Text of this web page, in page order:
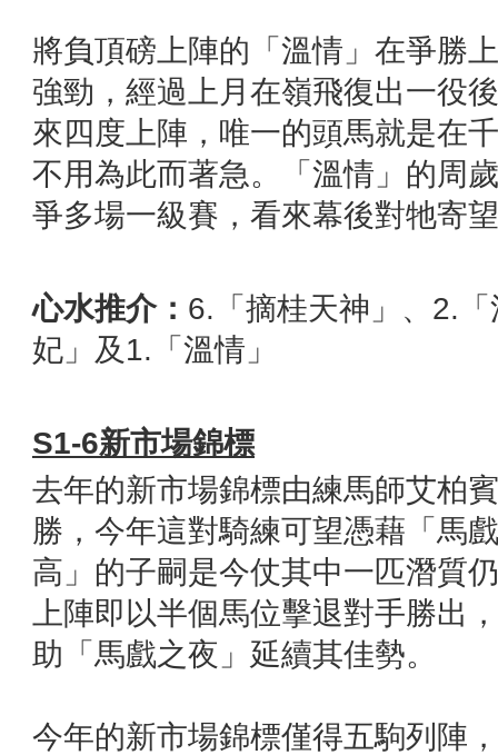
將負頂磅上陣的「溫情」在爭勝
強勁，經過上月在嶺飛復出一役
來四度上陣，唯一的頭馬就是在
不用為此而著急。「溫情」的周
爭多場一級賽，看來幕後對牠寄
心水推介： 6.「摘桂天神」、2.
妃」及1.「溫情」
S1-6新市場錦標
去年的新市場錦標由練馬師艾柏
勝，今年這對騎練可望憑藉「馬
高」的子嗣是今仗其中一匹潛質
上陣即以半個馬位擊退對手勝出
助「馬戲之夜」延續其佳勢。
今年的新市場錦標僅得五駒列陣